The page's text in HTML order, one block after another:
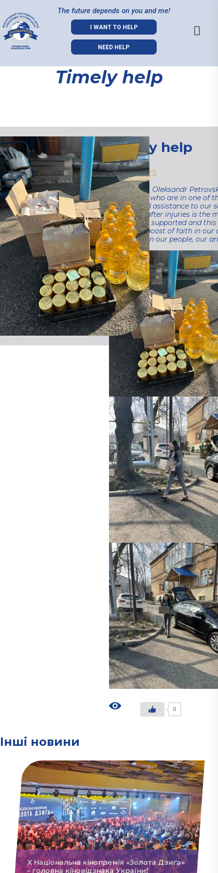
The future depends on you and me!
I WANT TO HELP
NEED HELP
Timely help
Timely help
23.03.2023
Once again, Oleksandr
servicemen who are in one of
support and assistance to our
treatment after injuries is the
soldiers feel supported and
additional boost of faith in our
We believe in our people, our
0
Інші новини
X Національна кінопремія «Золота Дзиґа»
– головна кіновідзнака України!